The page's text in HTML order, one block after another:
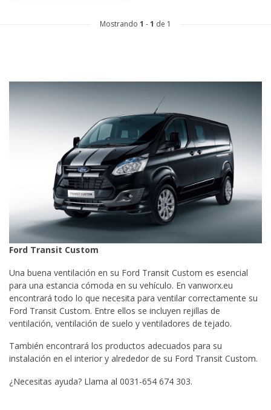
Mostrando 1 -1 de 1
Ford Transit Custom
Una buena ventilación en su Ford Transit Custom es esencial
para una estancia cómoda en su vehículo. En vanworx.eu
encontrará todo lo que necesita para ventilar correctamente su
Ford Transit Custom. Entre ellos se incluyen rejillas de
ventilación, ventilación de suelo y ventiladores de tejado.
También encontrará los productos adecuados para su
instalación en el interior y alrededor de su Ford Transit Custom.
¿Necesitas ayuda? Llama al 0031-654 674 303.